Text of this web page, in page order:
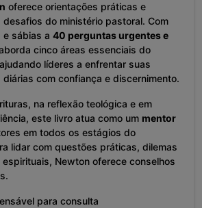
oferece orientações práticas e
do ministério pastoral. Com
sábias a 40 perguntas urgentes e
cinco áreas essenciais do
líderes a enfrentar suas
com confiança e discernimento.
na reflexão teológica e em
este livro atua como um mentor
em todos os estágios do
lidar com questões práticas, dilemas
Newton oferece conselhos
para consulta